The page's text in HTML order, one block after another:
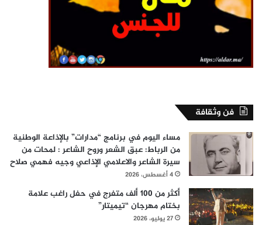
فن وثقافة
مساء اليوم في برنامج “مدارات” بالإذاعة الوطنية
من الرباط: عبق الشعر وروح الشاعر : لمحات من
سيرة الشاعر والاعلامي الإذاعي وجيه فهمي صلاح
4 أغسطس، 2026
أكثر من 100 ألف متفرج في حفل راغب علامة
بختام مهرجان “تيميتار”
27 يوليو، 2026